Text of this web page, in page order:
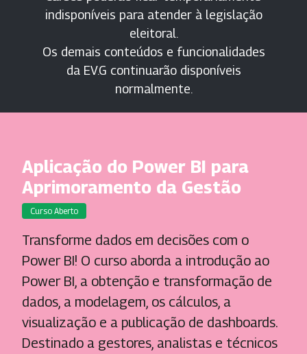
indisponíveis para atender à legislação
eleitoral.
Os demais conteúdos e funcionalidades
da EV.G continuarão disponíveis
normalmente.
Aplicação do Power BI para
Aprimoramento da Gestão
Curso Aberto
Transforme dados em decisões com o
Power BI! O curso aborda a introdução ao
Power BI, a obtenção e transformação de
dados, a modelagem, os cálculos, a
visualização e a publicação de dashboards.
Destinado a gestores, analistas e técnicos